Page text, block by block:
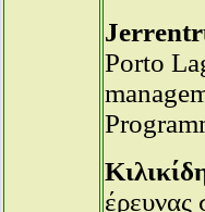
Porto
έρευνας